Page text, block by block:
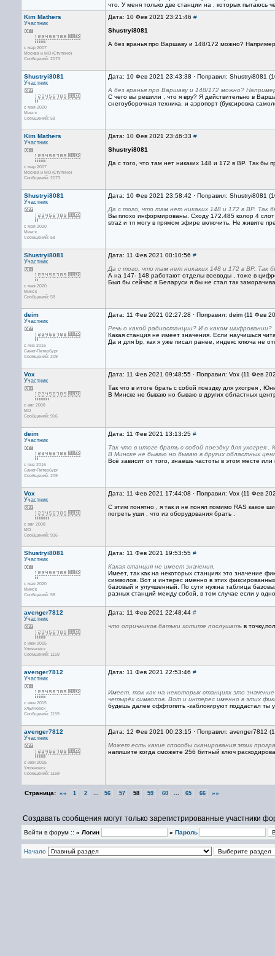
что. У меня только две станции на , которых пытаюсь
Kim Mathers
Участник
с мар 2007
Москва и МО (Ступино)
Сообщений: 2173
Дата: 10 Фев 2021 23:21:46 #
Shustryi8081
А без вранья про Варшаву и 148/172 можно?
Shustryi8081
Участник
с мая 2020
Минск
Сообщений: 58
Дата: 10 Фев 2021 23:43:38 · Поправил: Shustryi8081
А без вранья про Варшаву и 148/172 можно?
С чего вы решили , что я вру? Я действительно в
снегоуборочная техника, и аэропорт (буксировка
Kim Mathers
Участник
с мар 2007
Москва и МО (Ступино)
Сообщений: 2173
Дата: 10 Фев 2021 23:46:33 #
Shustryi8081
Да с того, что там нет никаких 148 и 172 в BP. Так бы
Shustryi8081
Участник
с мая 2020
Минск
Сообщений: 58
Дата: 10 Фев 2021 23:58:42 · Поправил: Shustryi8081
Да с того, что там нет никаких 148 и 172 в BP. Так
Вы плохо информированы. Сходу 172.485 колор 4
straż и тп могу в прямом эфире включить. Не живите
Shustryi8081
Участник
с мая 2020
Минск
Сообщений: 58
Дата: 11 Фев 2021 00:10:56 #
Да с того, что там нет никаких 148 и 172 в BP. Так
А на 147- 148 работают отделы воеводы , тоже в
Был бы сейчас в Беларуси я бы не стал так
deim
Участник
с янв 2016
Санкт-Петербург
Сообщений: 209
Дата: 11 Фев 2021 02:27:28 · Поправил: deim (11 Фев
Речь о какой радиостанции? И о каком шифровании?
Какая станция не имеет значения. Если научишься
Да и для bp, как я уже писал ранее, индекс ключа не
Vox
Участник
с авг 2008
МО
Сообщений: 916
Дата: 11 Фев 2021 09:48:55 · Поправил: Vox (11 Фев
Так что в итоге брать с собой поездку для ухогрея ,
В Минске не бываю но бываю в других областных
deim
Участник
с янв 2016
Санкт-Петербург
Сообщений: 209
Дата: 11 Фев 2021 13:13:25 #
Так что в итоге брать с собой поездку для ухогрея
В Минске не бываю но бываю в других областных
Всё зависит от того, знаешь частоты в этом месте
Vox
Участник
с авг 2008
МО
Сообщений: 916
Дата: 11 Фев 2021 17:44:08 · Поправил: Vox (11 Фев
С этим понятно , я так и не понял помимо RAS какое
погреть уши , что из оборудования брать .
Shustryi8081
Участник
с мая 2020
Минск
Сообщений: 58
Дата: 11 Фев 2021 19:53:55 #
Какая станция не имеет значения.
Имеет, так как на некоторых станциях это значение
символов. Вот и интерес именно в этих
базовый и улучшенный. По сути нужна таблица
разных станций между собой, в том случае если у
avenger7812
Участник
с июн 2015
Ульяновск
Сообщений: 1159
Дата: 11 Фев 2021 22:48:44 #
что опричников батьки хотите послушать в
avenger7812
Участник
с июн 2015
Ульяновск
Сообщений: 1159
Дата: 11 Фев 2021 22:53:46 #
Имеет, так как на некоторых станциях это
четырёх символов. Вот и интерес именно в этих
будешь далее оффтопить -заблокируют поддастал ты
avenger7812
Участник
с июн 2015
Ульяновск
Сообщений: 1159
Дата: 12 Фев 2021 00:23:15 · Поправил: avenger7812
Может есть какие способы сканирования этих
напишите когда сможете 256 битный ключ
Страница: «« 1 2 56 57 58 59 60 65 66 »»
Создавать сообщения могут только зарегистрированные участники
Войти в форум :: » Логин » Пароль
Начало